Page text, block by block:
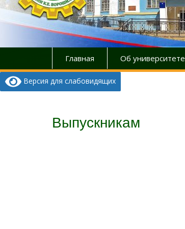
Главная Об университете
Версия для слабовидящих
Выпускникам